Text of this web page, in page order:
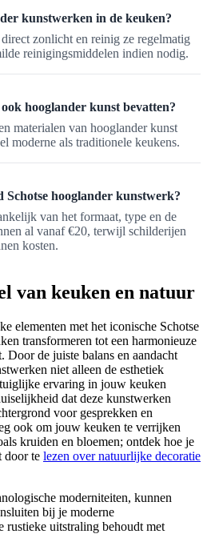
kunstwerken in de keuken?
zonlicht en reinig ze regelmatig
reinigingsmiddelen indien nodig.
hooglander kunst bevatten?
materialen van hooglander kunst
moderne als traditionele keukens.
Schotse hooglander kunstwerk?
van het formaat, type en de
al vanaf €20, terwijl schilderijen
kosten.
van keuken en natuur
elementen met het iconische Schotse
transformeren tot een harmonieuze
Door de juiste balans en aandacht
niet alleen de esthetiek
ervaring in jouw keuken
dat deze kunstwerken
voor gesprekken en
ook om jouw keuken te verrijken
kruiden en bloemen; ontdek hoe je
door te lezen over natuurlijke decoratie
moderniteiten, kunnen
bij je moderne
rustieke uitstraling behoudt met